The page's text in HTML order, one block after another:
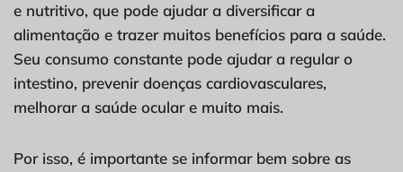
e nutritivo, que pode ajudar a diversificar a
alimentação e trazer muitos benefícios para a saúde.
Seu consumo constante pode ajudar a regular o
intestino, prevenir doenças cardiovasculares,
melhorar a saúde ocular e muito mais.
Por isso, é importante se informar bem sobre as